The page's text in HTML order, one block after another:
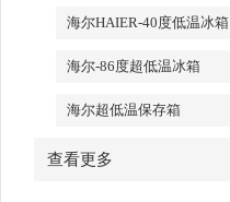
海尔HAIER-40度低温冰箱
海尔-86度超低温冰箱
海尔超低温保存箱
查看更多